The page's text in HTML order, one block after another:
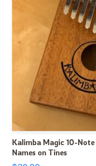
Kalimba Magic 10-
Names on Tines